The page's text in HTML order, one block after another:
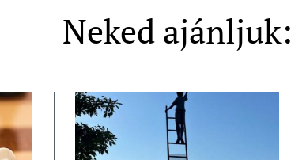
Neked ajánljuk: